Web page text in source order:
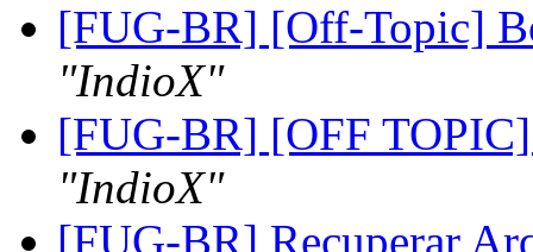
[FUG-BR] [Off-Topic]
"IndioX"
[FUG-BR] [OFF
"IndioX"
[FUG-BR] Recuperar